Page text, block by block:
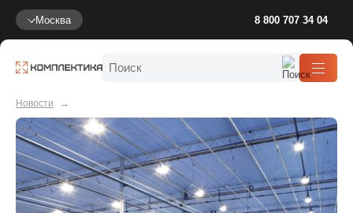
Москва 8 800 707 34 04
Новости